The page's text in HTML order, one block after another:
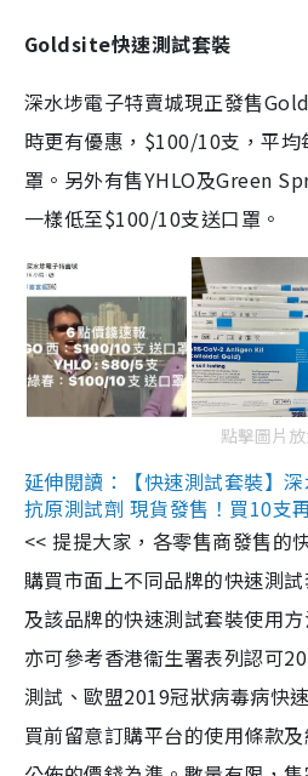
Goldsite快速測試套裝
深水埗電子特賣城現正發售
時更有優惠，$100/10支，平
罩。另外有售YHLO及Green
一樣低至$100/10支送口罩。
點擊圖片
延伸閱讀：【快速測試套裝】
抗原測試劑 現貨發售！買10支
<< 提提大家，各零售商發售的
購買市面上不同品牌的快速測
及該品牌的快速測試套裝使用
亦可參考香港衞生署表列認可
測試、歐盟2019冠狀病毒病快
買前留意訂購平台的使用條款